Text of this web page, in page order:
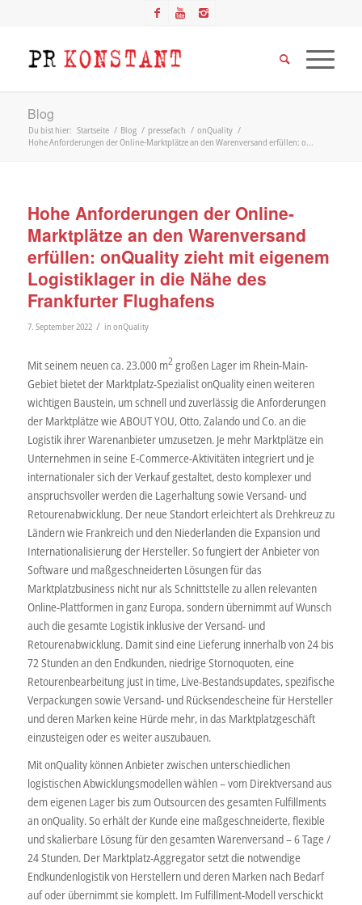
Blog
Du bist hier: Startseite / Blog / pressefach / onQuality /
Hohe Anforderungen der Online-Marktplätze an den Warenversand erfüllen: o...
Hohe Anforderungen der Online-
Marktplätze an den Warenversand
erfüllen: onQuality zieht mit eigenem
Logistiklager in die Nähe des
Frankfurter Flughafens
7. September 2022 / in onQuality
Mit seinem neuen ca. 23.000 m2großen Lager im Rhein-Main-
Gebiet bietet der Marktplatz-Spezialist onQuality einen weiteren
wichtigen Baustein, um schnell und zuverlässig die Anforderungen
der Marktplätze wie ABOUT YOU, Otto, Zalando und Co. an die
Logistik ihrer Warenanbieter umzusetzen. Je mehr Marktplätze ein
Unternehmen in seine E-Commerce-Aktivitäten integriert und je
internationaler sich der Verkauf gestaltet, desto komplexer und
anspruchsvoller werden die Lagerhaltung sowie Versand- und
Retourenabwicklung. Der neue Standort erleichtert als Drehkreuz zu
Ländern wie Frankreich und den Niederlanden die Expansion und
Internationalisierung der Hersteller. So fungiert der Anbieter von
Software und maßgeschneiderten Lösungen für das
Marktplatzbusiness nicht nur als Schnittstelle zu allen relevanten
Online-Plattformen in ganz Europa, sondern übernimmt auf Wunsch
auch die gesamte Logistik inklusive der Versand- und
Retourenabwicklung. Damit sind eine Lieferung innerhalb von 24 bis
72 Stunden an den Endkunden, niedrige Stornoquoten, eine
Retourenbearbeitung just in time, Live-Bestandsupdates, spezifische
Verpackungen sowie Versand- und Rücksendescheine für Hersteller
und deren Marken keine Hürde mehr, in das Marktplatzgeschäft
einzusteigen oder es weiter auszubauen.
Mit onQuality können Anbieter zwischen unterschiedlichen
logistischen Abwicklungsmodellen wählen – vom Direktversand aus
dem eigenen Lager bis zum Outsourcen des gesamten Fulfillments
an onQuality. So erhält der Kunde eine maßgeschneiderte, flexible
und skalierbare Lösung für den gesamten Warenversand – 6 Tage /
24 Stunden. Der Marktplatz-Aggregator setzt die notwendige
Endkundenlogistik von Herstellern und deren Marken nach Bedarf
auf oder übernimmt sie komplett. Im Fulfillment-Modell verschickt